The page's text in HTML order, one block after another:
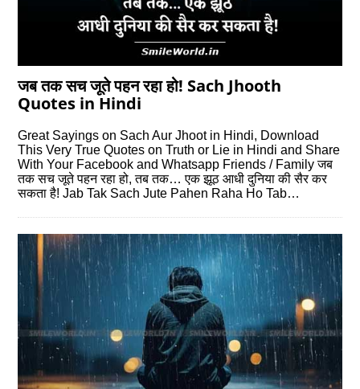
जब तक सच जूते पहन रहा हो! Sach Jhooth
Quotes in Hindi
Great Sayings on Sach Aur Jhoot in Hindi, Download
This Very True Quotes on Truth or Lie in Hindi and Share
With Your Facebook and Whatsapp Friends / Family जब
तक सच जूते पहन रहा हो, तब तक… एक झूठ आधी दुनिया की सैर कर
सकता है! Jab Tak Sach Jute Pahen Raha Ho Tab…